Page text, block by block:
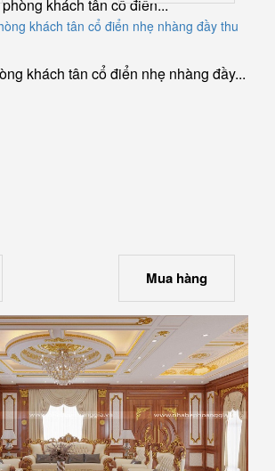
khách tân cổ điển...
khách tân cổ điển nhẹ nhàng đầy...
Mua hàng